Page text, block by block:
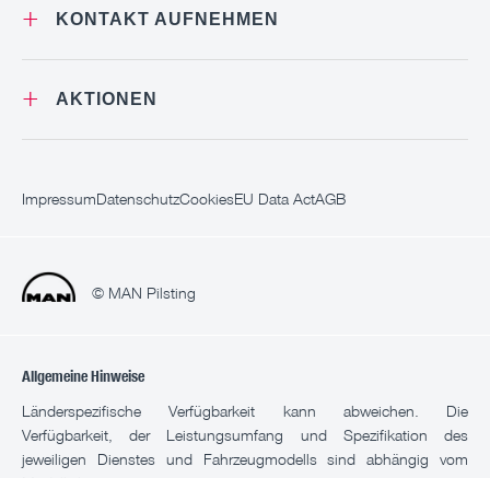
+ KONTAKT AUFNEHMEN
+ AKTIONEN
ImpressumDatenschutzCookiesEU Data ActAGB
© MAN Pilsting
Allgemeine Hinweise
Länderspezifische Verfügbarkeit kann abweichen. Die
Verfügbarkeit, der Leistungsumfang und Spezifikation des
jeweiligen Dienstes und Fahrzeugmodells sind abhängig vom